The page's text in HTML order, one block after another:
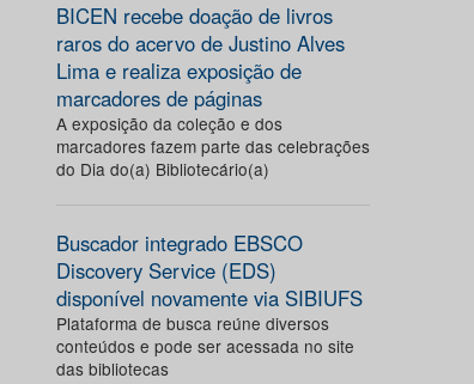
BICEN recebe doação de livros
raros do acervo de Justino Alves
Lima e realiza exposição de
marcadores de páginas
A exposição da coleção e dos
marcadores fazem parte das celebrações
do Dia do(a) Bibliotecário(a)
Buscador integrado EBSCO
Discovery Service (EDS)
disponível novamente via SIBIUFS
Plataforma de busca reúne diversos
conteúdos e pode ser acessada no site
das bibliotecas